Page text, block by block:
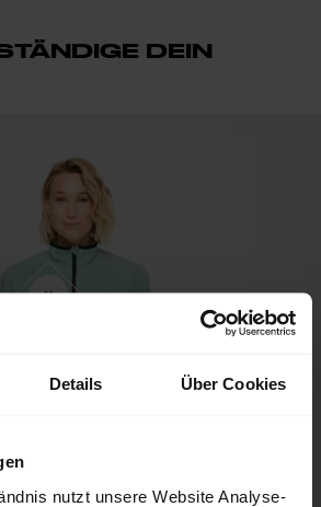
Details Über Cookies
nutzt unsere Website Analyse-
DEIN